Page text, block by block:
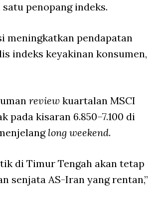
penopang indeks.
meningkatkan pendapatan
indeks keyakinan konsumen,
review kuartalan MSCI
pada kisaran 6.850–7.100 di
long weekend.
di Timur Tengah akan tetap
senjata AS-Iran yang rentan,”